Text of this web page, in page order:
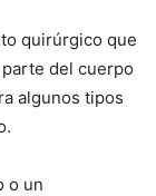
quirúrgico que
del cuerpo
algunos tipos
o un